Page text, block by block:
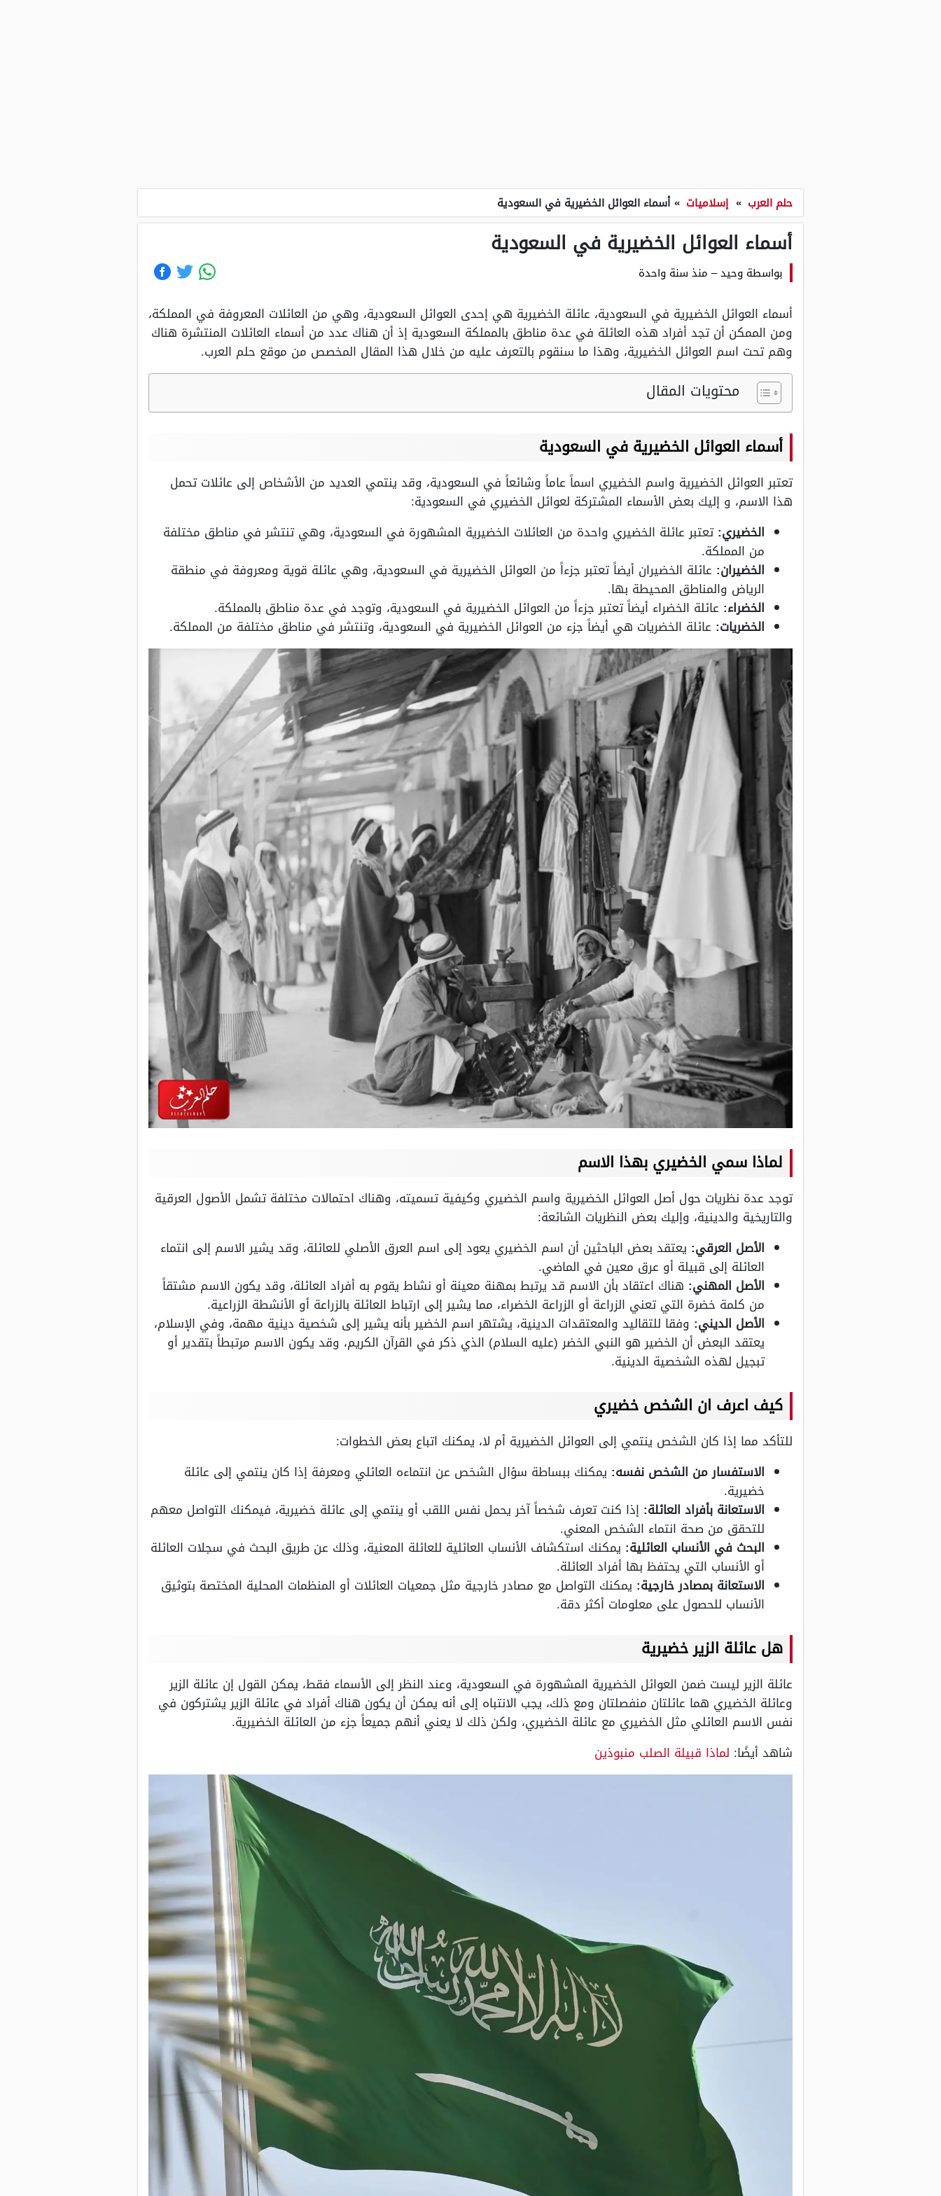
حلم العرب » إسلاميات » أسماء العوائل الخضيرية في السعودية
أسماء العوائل الخضيرية في السعودية
بواسطة وحيد– منذ سنة واحدة
أسماء العوائل الخضيرية في السعودية، عائلة الخضيرية هي إحدى العوائل السعودية، وهي من العائلات المعروفة في المملكة،
ومن الممكن أن تجد أفراد هذه العائلة في عدة مناطق بالمملكة السعودية إذ أن هناك عدد من أسماء العائلات المنتشرة هناك
وهم تحت اسم العوائل الخضيرية، وهذا ما سنقوم بالتعرف عليه من خلال هذا المقال المخصص من موقع حلم العرب.
محتويات المقال
أسماء العوائل الخضيرية في السعودية
تعتبر العوائل الخضيرية واسم الخضيري اسماً عاماً وشائعاً في السعودية، وقد ينتمي العديد من الأشخاص إلى عائلات تحمل
هذا الاسم، و إليك بعض الأسماء المشتركة لعوائل الخضيري في السعودية:
الخضيري: تعتبر عائلة الخضيري واحدة من العائلات الخضيرية المشهورة في السعودية، وهي تنتشر في مناطق مختلفة
من المملكة.
الخضيران: عائلة الخضيران أيضاً تعتبر جزءاً من العوائل الخضيرية في السعودية، وهي عائلة قوية ومعروفة في منطقة
الرياض والمناطق المحيطة بها.
الخضراء: عائلة الخضراء أيضاً تعتبر جزءاً من العوائل الخضيرية في السعودية، وتوجد في عدة مناطق بالمملكة.
الخضريات: عائلة الخضريات هي أيضاً جزء من العوائل الخضيرية في السعودية، وتنتشر في مناطق مختلفة من المملكة.
لماذا سمي الخضيري بهذا الاسم
توجد عدة نظريات حول أصل العوائل الخضيرية واسم الخضيري وكيفية تسميته، وهناك احتمالات مختلفة تشمل الأصول العرقية
والتاريخية والدينية، وإليك بعض النظريات الشائعة:
الأصل العرقي: يعتقد بعض الباحثين أن اسم الخضيري يعود إلى اسم العرق الأصلي للعائلة، وقد يشير الاسم إلى انتماء
العائلة إلى قبيلة أو عرق معين في الماضي.
الأصل المهني: هناك اعتقاد بأن الاسم قد يرتبط بمهنة معينة أو نشاط يقوم به أفراد العائلة، وقد يكون الاسم مشتقاً
من كلمة خضرة التي تعني الزراعة أو الزراعة الخضراء، مما يشير إلى ارتباط العائلة بالزراعة أو الأنشطة الزراعية.
الأصل الديني: وفقا للتقاليد والمعتقدات الدينية، يشتهر اسم الخضير بأنه يشير إلى شخصية دينية مهمة، وفي الإسلام،
يعتقد البعض أن الخضير هو النبي الخضر (عليه السلام) الذي ذكر في القرآن الكريم، وقد يكون الاسم مرتبطاً بتقدير أو
تبجيل لهذه الشخصية الدينية.
كيف اعرف ان الشخص خضيري
للتأكد مما إذا كان الشخص ينتمي إلى العوائل الخضيرية أم لا، يمكنك اتباع بعض الخطوات:
الاستفسار من الشخص نفسه: يمكنك ببساطة سؤال الشخص عن انتماءه العائلي ومعرفة إذا كان ينتمي إلى عائلة
خضيرية.
الاستعانة بأفراد العائلة: إذا كنت تعرف شخصاً آخر يحمل نفس اللقب أو ينتمي إلى عائلة خضيرية، فيمكنك التواصل معهم
للتحقق من صحة انتماء الشخص المعني.
البحث في الأنساب العائلية: يمكنك استكشاف الأنساب العائلية للعائلة المعنية، وذلك عن طريق البحث في سجلات العائلة
أو الأنساب التي يحتفظ بها أفراد العائلة.
الاستعانة بمصادر خارجية: يمكنك التواصل مع مصادر خارجية مثل جمعيات العائلات أو المنظمات المحلية المختصة بتوثيق
الأنساب للحصول على معلومات أكثر دقة.
هل عائلة الزير خضيرية
عائلة الزير ليست ضمن العوائل الخضيرية المشهورة في السعودية، وعند النظر إلى الأسماء فقط، يمكن القول إن عائلة الزير
وعائلة الخضيري هما عائلتان منفصلتان ومع ذلك، يجب الانتباه إلى أنه يمكن أن يكون هناك أفراد في عائلة الزير يشتركون في
نفس الاسم العائلي مثل الخضيري مع عائلة الخضيري، ولكن ذلك لا يعني أنهم جميعاً جزء من العائلة الخضيرية.
شاهد أيضًا: لماذا قبيلة الصلب منبوذين